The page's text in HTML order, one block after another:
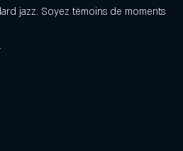
jazz. Soyez témoins de moments